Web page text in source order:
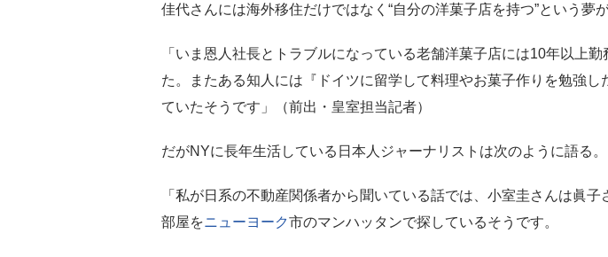
佳代さんには海外移住だけではなく“自分の洋菓子店を持つ”という夢
「いま恩人社長とトラブルになっている老舗洋菓子店には10年以上勤
た。またある知人には『ドイツに留学して料理やお菓子作りを勉強し
ていたそうです」（前出・皇室担当記者）
だがNYに長年生活している日本人ジャーナリストは次のように語る。
「私が日系の不動産関係者から聞いている話では、小室圭さんは眞子
部屋をニューヨーク市のマンハッタンで探しているそうです。